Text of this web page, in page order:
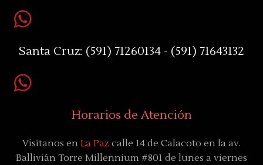
Santa Cruz: (591) 71260134 - (591) 71643132
Horarios de Atención
Visítanos en La Paz calle 14 de Calacoto en la av.
Ballivián Torre Millennium #801 de lunes a viernes